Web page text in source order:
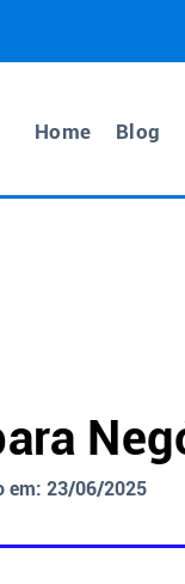
Home Blog
em: 23/06/2025